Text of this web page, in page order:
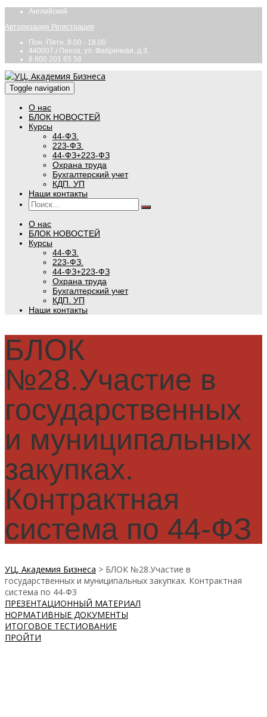
Английский
Авторизация Регистрация
Пон.-Пятн. 8.00 - 18.00
440007,г.Пенза, ул. Фабричная, д.3.
8 800 201 65 58
Toggle navigation
О нас
БЛОК НОВОСТЕЙ
Курсы
44-ФЗ.
223-ФЗ.
44-ФЗ+223-ФЗ
Охрана труда
Бухгалтерский учет
КДП. УП
Наши контакты
О нас
БЛОК НОВОСТЕЙ
Курсы
44-ФЗ.
223-ФЗ.
44-ФЗ+223-ФЗ
Охрана труда
Бухгалтерский учет
КДП. УП
Наши контакты
БЛОК
№28.Участие в
государственных
и муниципальных
закупках.
Контрактная
система по 44-ФЗ
УЦ, Академия Бизнеса > БЛОК №28.Участие в
государственных и муниципальных закупках. Контрактная
система по 44-ФЗ
ПРЕЗЕНТАЦИОННЫЙ МАТЕРИАЛ
НОРМАТИВНЫЕ ДОКУМЕНТЫ
ИТОГОВОЕ ТЕСТИОВАНИЕ
ПРОЙТИ